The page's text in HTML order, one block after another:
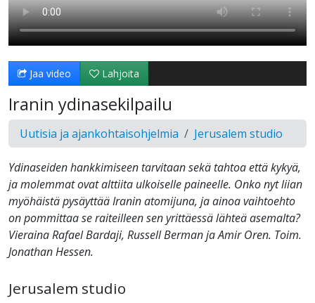
Jaa video Lahjoita
Iranin ydinasekilpailu
Uutisia ja ajankohtaisohjelmia Jerusalem studio
Ydinaseiden hankkimiseen tarvitaan sekä tahtoa että kykyä,
ja molemmat ovat alttiita ulkoiselle paineelle. Onko nyt liian
myöhäistä pysäyttää Iranin atomijuna, ja ainoa vaihtoehto
on pommittaa se raiteilleen sen yrittäessä lähteä asemalta?
Vieraina Rafael Bardaji, Russell Berman ja Amir Oren. Toim.
Jonathan Hessen.
Jerusalem studio